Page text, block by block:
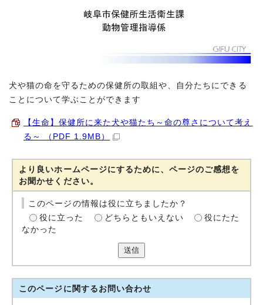
犬や猫の命を守るための保健所の取組や、自分たちにできる
ことについて学ぶことができます
【生命】保健所に来た犬や猫たち～命の尊さについて考え
る～ （PDF 1.9MB）
より良いホームページにするために、ページのご感想を
お聞かせください。
このページの情報は役に立ちましたか？
役に立った
どちらともいえない
役にたた
なかった
送信
このページに関する お問い合わせ